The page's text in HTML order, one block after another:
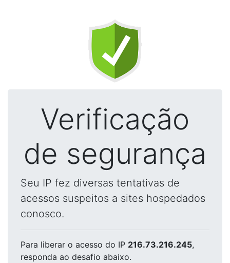
Verificação
de segurança
Seu IP fez diversas tentativas de
acessos suspeitos a sites hospedados
conosco.
Para liberar o acesso do IP 216.73.216.245,
responda ao desafio abaixo.